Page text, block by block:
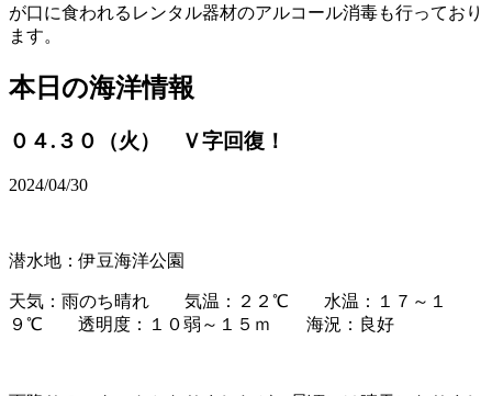
が口に食われるレンタル器材のアルコール消毒も行っており
ます。
本日の海洋情報
０４.３０（火） Ｖ字回復！
2024/04/30
潜水地：伊豆海洋公園
天気：雨のち晴れ 気温：２２℃ 水温：１７～１
９℃ 透明度：１０弱～１５ｍ 海況：良好